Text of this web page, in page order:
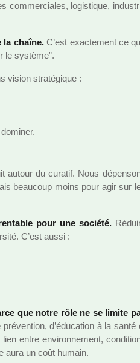
com­mer­cia­les, logis­ti­que,
la chaîne.C’est exac­te­ment ce
le sys­tème”.
vision stra­té­gi­que :
autour du cura­tif. Nous
beau­coup moins pour agir sur
pour une société.
C’est aussi :
que notre rôle ne se limite
d’éducation à la santé
entre envi­ron­ne­ment,
aura un coût humain.